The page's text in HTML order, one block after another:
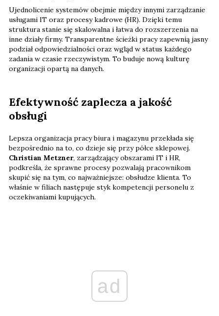
Ujednolicenie systemów obejmie między innymi zarządzanie
usługami IT oraz procesy kadrowe (HR). Dzięki temu
struktura stanie się skalowalna i łatwa do rozszerzenia na
inne działy firmy. Transparentne ścieżki pracy zapewnią jasny
podział odpowiedzialności oraz wgląd w status każdego
zadania w czasie rzeczywistym. To buduje nową kulturę
organizacji opartą na danych.
Efektywność zaplecza a jakość
obsługi
Lepsza organizacja pracy biura i magazynu przekłada się
bezpośrednio na to, co dzieje się przy półce sklepowej.
Christian Metzner, zarządzający obszarami IT i HR,
podkreśla, że sprawne procesy pozwalają pracownikom
skupić się na tym, co najważniejsze: obsłudze klienta. To
właśnie w filiach następuje styk kompetencji personelu z
oczekiwaniami kupujących.
ad